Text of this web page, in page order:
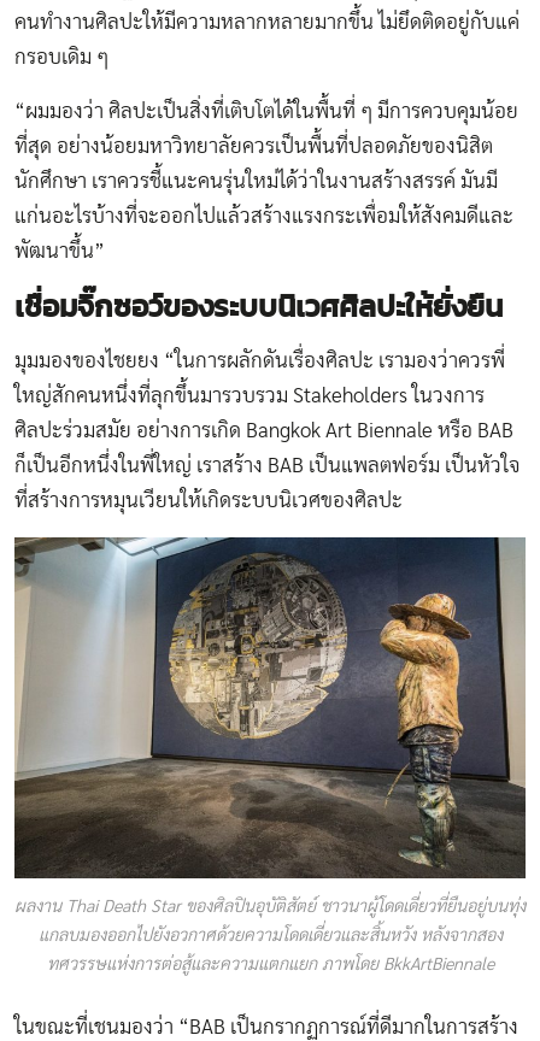
คนทำงานศิลปะให้มีความหลากหลายมากขึ้น ไม่ยึดติดอยู่กับแค่
กรอบเดิม ๆ
“ผมมองว่า ศิลปะเป็นสิ่งที่เติบโตได้ในพื้นที่ ๆ มีการควบคุมน้อย
ที่สุด อย่างน้อยมหาวิทยาลัยควรเป็นพื้นที่ปลอดภัยของนิสิต
นักศึกษา เราควรชี้แนะคนรุ่นใหม่ได้ว่าในงานสร้างสรรค์ มันมี
แก่นอะไรบ้างที่จะออกไปแล้วสร้างแรงกระเพื่อมให้สังคมดีและ
พัฒนาขึ้น”
เชื่อมจิ๊กซอว์ของระบบนิเวศศิลปะให้ยั่งยืน
มุมมองของไชยยง “ในการผลักดันเรื่องศิลปะ เรามองว่าควรพี่
ใหญ่สักคนหนึ่งที่ลุกขึ้นมารวบรวม Stakeholders ในวงการ
ศิลปะร่วมสมัย อย่างการเกิด Bangkok Art Biennale หรือ BAB
ก็เป็นอีกหนึ่งในพี่ใหญ่ เราสร้าง BAB เป็นแพลตฟอร์ม เป็นหัวใจ
ที่สร้างการหมุนเวียนให้เกิดระบบนิเวศของศิลปะ
ผลงาน Thai Death Star ของศิลปินอุบัติสัตย์ ชาวนาผู้โดดเดี่ยวที่ยืนอยู่บนทุ่ง
แกลบมองออกไปยังอวกาศด้วยความโดดเดี่ยวและสิ้นหวัง หลังจากสอง
ทศวรรษแห่งการต่อสู้และความแตกแยก ภาพโดย BkkArtBiennale
ในขณะที่เชนมองว่า “BAB เป็นกรากฏการณ์ที่ดีมากในการสร้าง